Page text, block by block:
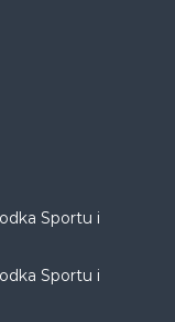
Sportu i
Sportu i